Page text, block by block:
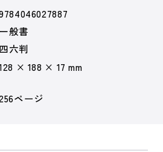
一般書
四六判
× 188 × 17 mm
ページ